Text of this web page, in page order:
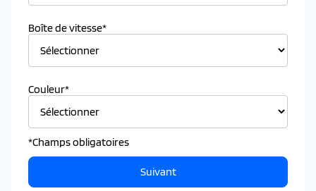
Boîte de vitesse*
Couleur*
*Champs obligatoires
Suivant